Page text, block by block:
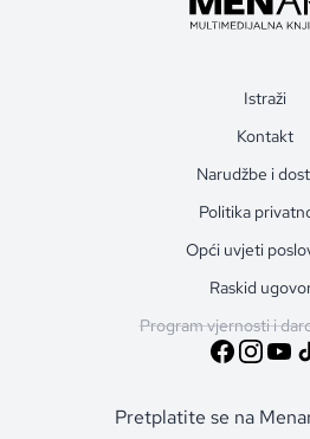
Istraži
Kontakt
Narudžbe i
Politika
Opći uvjeti
Raskid
Program vjernosti i
Pretplatite se na